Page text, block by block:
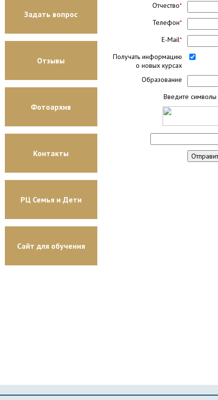
Задать вопрос
Отзывы
Фотоархив
Контакты
РЦ Семья и Дети
Сайт для обучения
Отчество*
Телефон*
E-Mail*
Получать информацию
о новых курсах
Образование
Введите символы